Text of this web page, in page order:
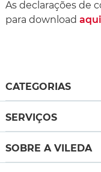
As declarações de
para download aqui
CATEGORIAS
SERVIÇOS
SOBRE A VILEDA